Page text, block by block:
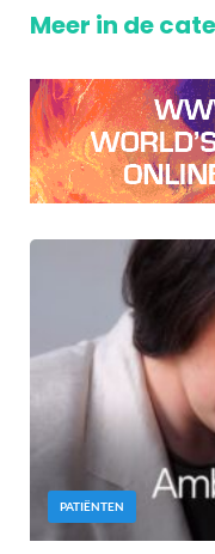
Meer in de
PATIËNTEN